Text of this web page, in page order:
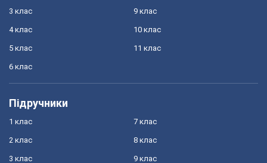
3 клас
4 клас
5 клас
6 клас
9 клас
10 клас
11 клас
Підручники
1 клас
2 клас
3 клас
7 клас
8 клас
9 клас